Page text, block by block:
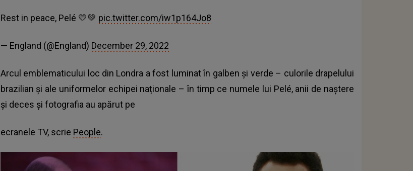
Rest in peace, Pelé 💛💚 pic.twitter.com/iw1p164Jo8
— England (@England) December 29, 2022
Arcul emblematicului loc din Londra a fost luminat în galben și verde – culorile drapelului
brazilian și ale uniformelor echipei naționale – în timp ce numele lui Pelé, anii de naștere
și deces și fotografia au apărut pe
ecranele TV, scrie People.